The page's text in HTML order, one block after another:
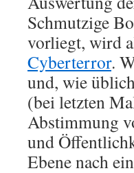
Schmutzige
vorliegt, wird
Cyberterror.
und, wie
(bei letzten
Abstimmung
und
Ebene nach